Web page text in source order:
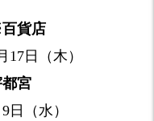
貨店
17日（木）
宮
日（水）